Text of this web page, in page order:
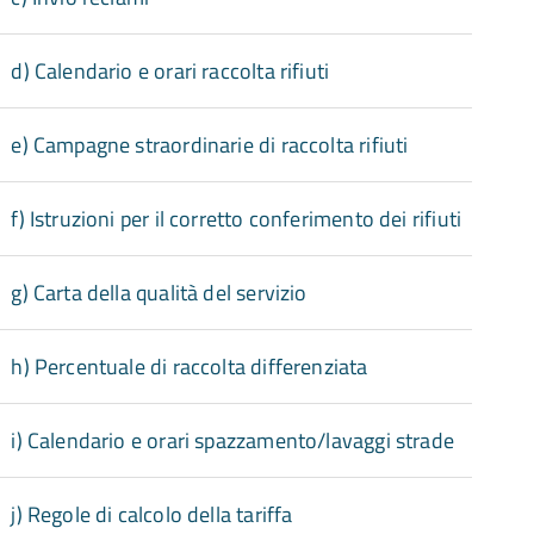
d) Calendario e orari raccolta rifiuti
e) Campagne straordinarie di raccolta rifiuti
f) Istruzioni per il corretto conferimento dei rifiuti
g) Carta della qualità del servizio
h) Percentuale di raccolta differenziata
i) Calendario e orari spazzamento/lavaggi strade
j) Regole di calcolo della tariffa